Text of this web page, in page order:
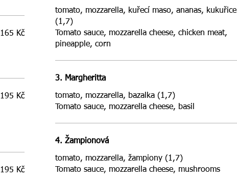
165 Kč
195 Kč
195 Kč
tomato, mozzarella, kuřecí maso, ananas, kukuřice
(1,7)
Tomato sauce, mozzarella cheese, chicken meat,
pineapple, corn
3. Margheritta
tomato, mozzarella, bazalka (1,7)
Tomato sauce, mozzarella cheese, basil
4. Žampionová
tomato, mozzarella, žampiony (1,7)
Tomato sauce, mozzarella cheese, mushrooms